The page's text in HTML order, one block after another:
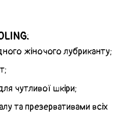
жіночого лубриканту;
чутливої шкіри;
та презервативами всіх